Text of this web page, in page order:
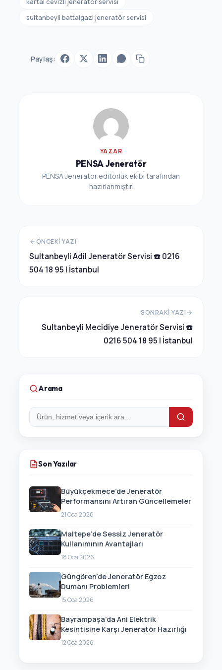
sultanbeyli battalgazi jeneratör servisi
Paylaş:
YAZAR
PENSA Jeneratör
PENSA Jenerator editörlük ekibi tarafından
hazırlanmıştır.
ÖNCEKI YAZI
Sultanbeyli Adil Jeneratör Servisi ☎️ 0216
504 18 95 | İstanbul
SONRAKI YAZI
Sultanbeyli Mecidiye Jeneratör Servisi ☎️
0216 504 18 95 | İstanbul
Arama
Arama:
Son Yazılar
Büyükçekmece’de Jeneratör
Performansını Artıran Güncellemeler
21 Oca 2026
Maltepe’de Sessiz Jeneratör
Kullanımının Avantajları
18 Oca 2026
Güngören’de Jeneratör Egzoz
Dumanı Problemleri
15 Oca 2026
Bayrampaşa’da Ani Elektrik
Kesintisine Karşı Jeneratör Hazırlığı
12 Oca 2026